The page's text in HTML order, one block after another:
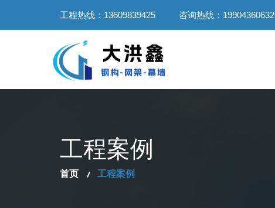
工程热线：13609839425 咨询热线：19904360632
工程案例
首页 工程案例